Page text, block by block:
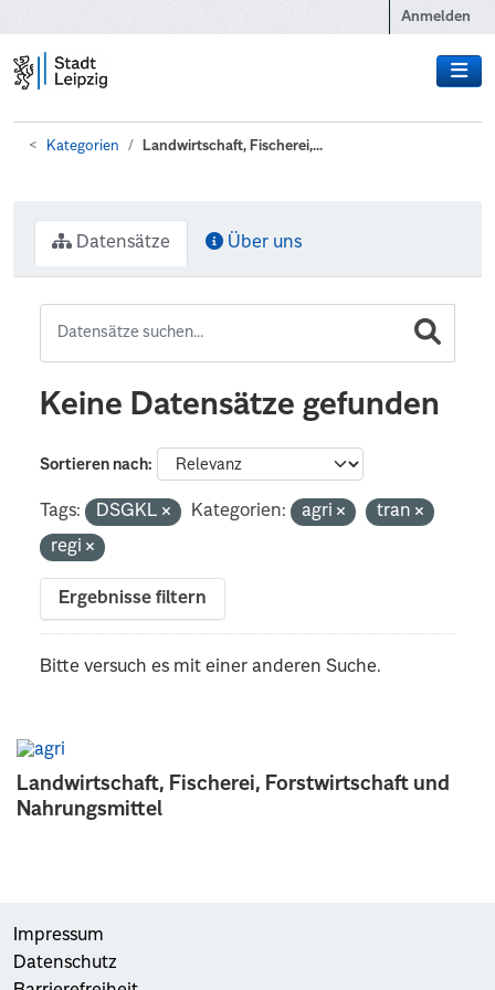
Anmelden
Kategorien Landwirtschaft, Fischerei,...
Landwirtschaft, Fischerei, Forstwirtschaft und
Nahrungsmittel
Datensätze Über uns
Keine Datensätze gefunden
Sortieren nach
Tags: DSGKL Kategorien: agri
tran
regi
Ergebnisse filtern
Bitte versuch es mit einer anderen Suche.
Impressum
Datenschutz